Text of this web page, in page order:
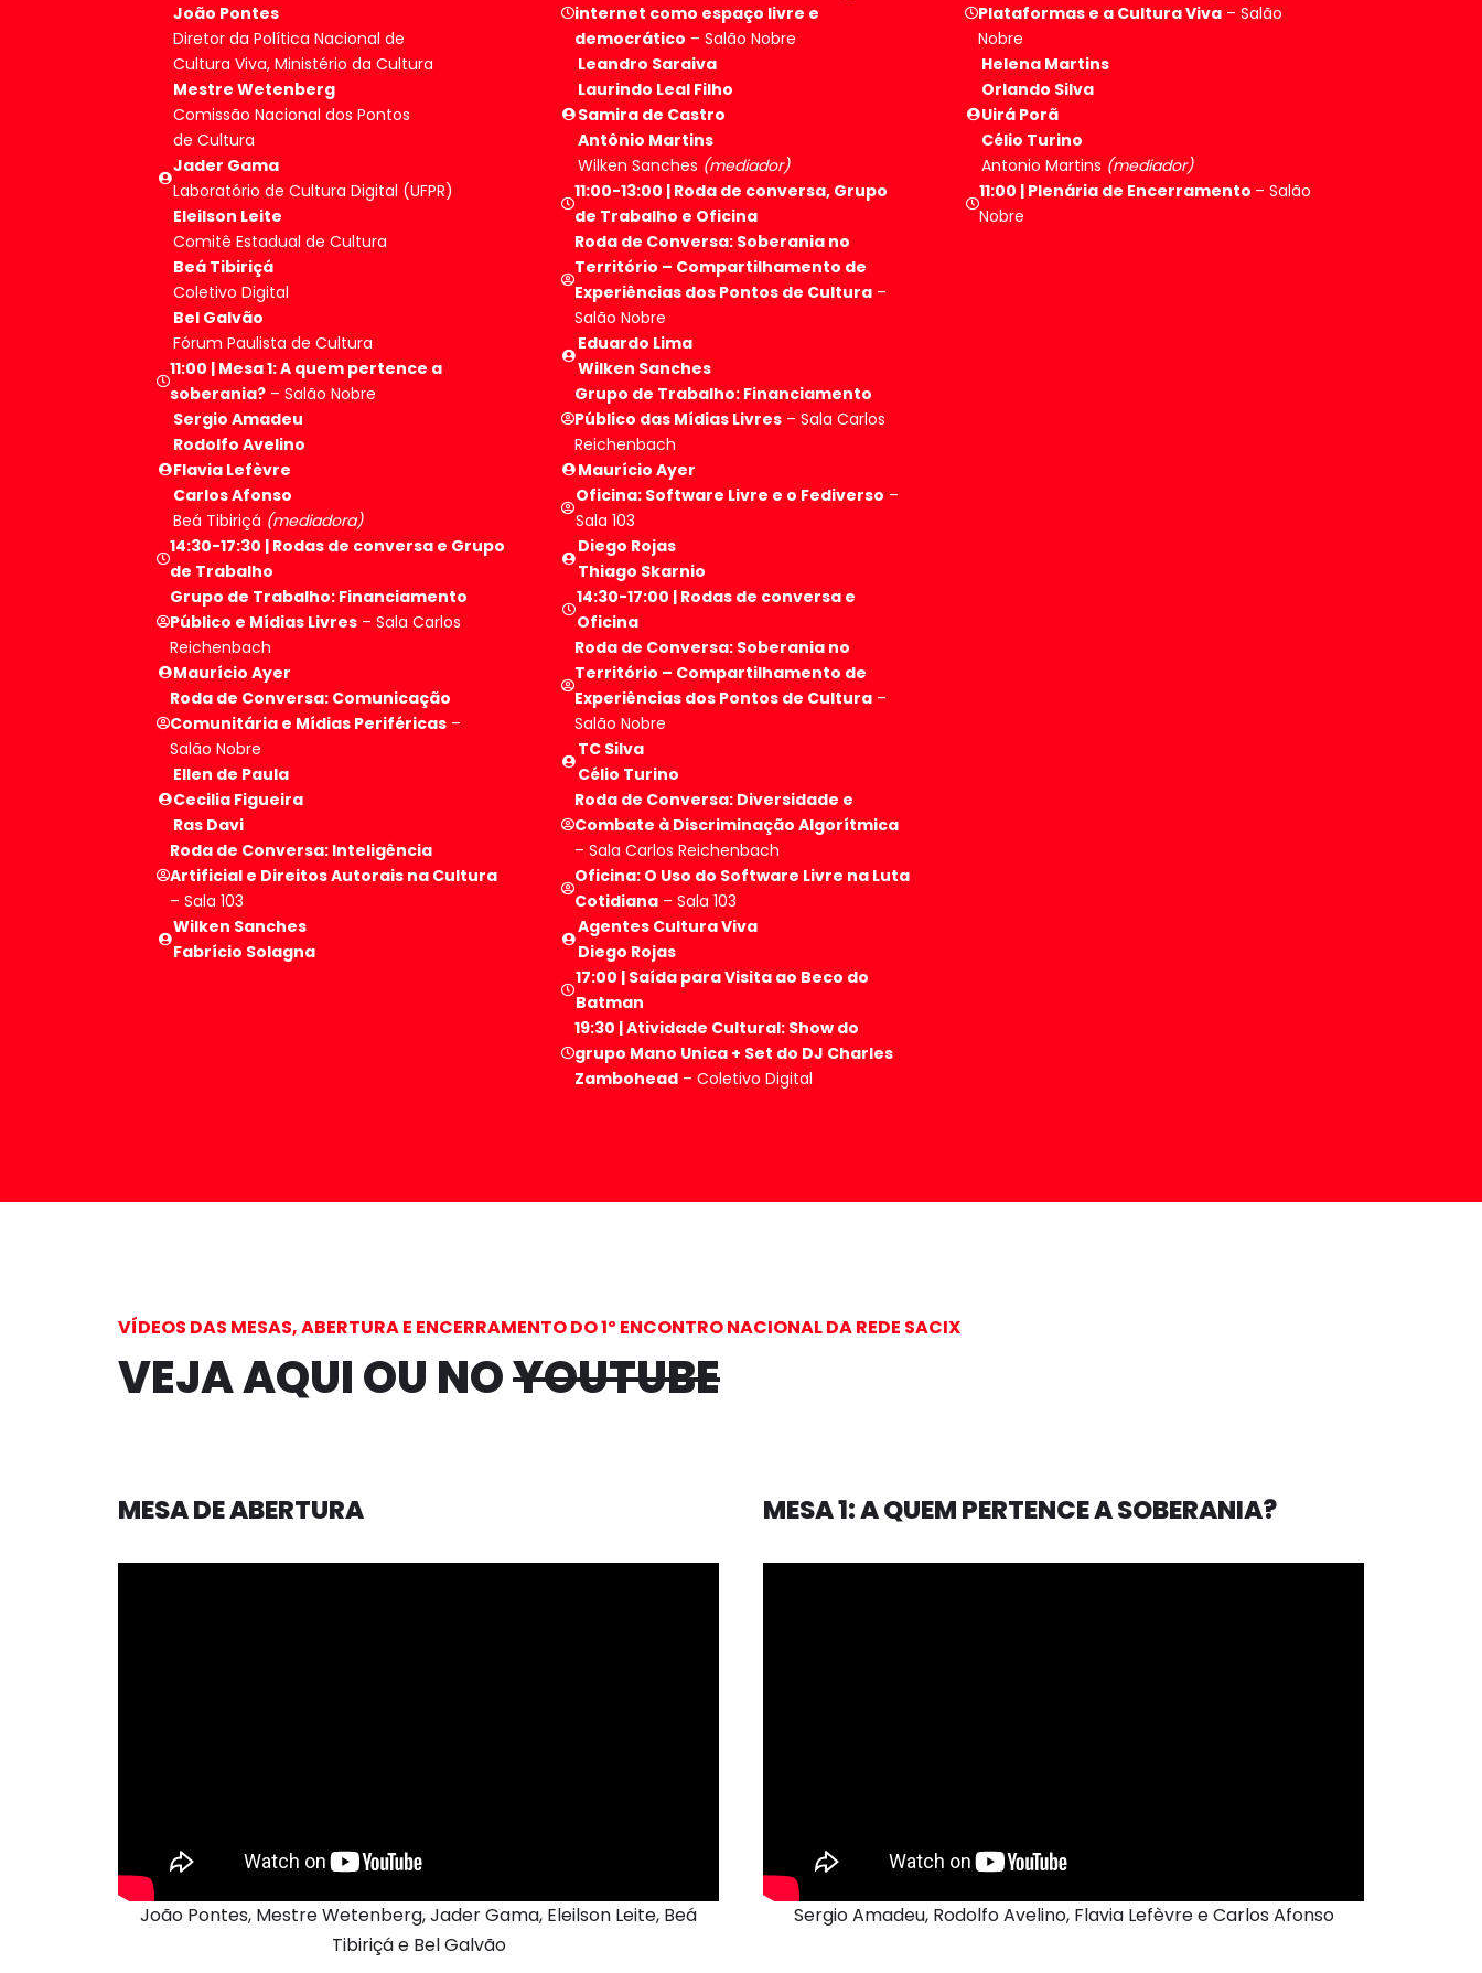
João Pontes
Diretor da Política Nacional de
Cultura Viva, Ministério da Cultura
Mestre Wetenberg
Comissão Nacional dos Pontos
de Cultura
Jader Gama
Laboratório de Cultura Digital (UFPR)
Eleilson Leite
Comitê Estadual de Cultura
Beá Tibiriçá
Coletivo Digital
Bel Galvão
Fórum Paulista de Cultura
11:00 | Mesa 1: A quem pertence a
soberania? – Salão Nobre
Sergio Amadeu
Rodolfo Avelino
Flavia Lefèvre
Carlos Afonso
Beá Tibiriçá (mediadora)
14:30-17:30 | Rodas de conversa e Grupo
de Trabalho
Grupo de Trabalho: Financiamento
Público e Mídias Livres – Sala Carlos
Reichenbach
Maurício Ayer
Roda de Conversa: Comunicação
Comunitária e Mídias Periféricas –
Salão Nobre
Ellen de Paula
Cecilia Figueira
Ras Davi
Roda de Conversa: Inteligência
Artificial e Direitos Autorais na Cultura
– Sala 103
Wilken Sanches
Fabrício Solagna
internet como espaço livre e
democrático – Salão Nobre
Leandro Saraiva
Laurindo Leal Filho
Samira de Castro
Antônio Martins
Wilken Sanches (mediador)
11:00-13:00 | Roda de conversa, Grupo
de Trabalho e Oficina
Roda de Conversa: Soberania no
Território – Compartilhamento de
Experiências dos Pontos de Cultura–
Salão Nobre
Eduardo Lima
Wilken Sanches
Grupo de Trabalho: Financiamento
Público das Mídias Livres– Sala Carlos
Reichenbach
Maurício Ayer
Oficina: Software Livre e o Fediverso –
Sala 103
Diego Rojas
Thiago Skarnio
14:30-17:00 | Rodas de conversa e
Oficina
Roda de Conversa: Soberania no
Território – Compartilhamento de
Experiências dos Pontos de Cultura–
Salão Nobre
TC Silva
Célio Turino
Roda de Conversa: Diversidade e
Combate à Discriminação Algorítmica
– Sala Carlos Reichenbach
Oficina: O Uso do Software Livre na Luta
Cotidiana– Sala 103
Agentes Cultura Viva
Diego Rojas
17:00 | Saída para Visita ao Beco do
Batman
19:30 | Atividade Cultural: Show do
grupo Mano Unica + Set do DJ Charles
Zambohead– Coletivo Digital
Plataformas e a Cultura Viva – Salão
Nobre
Helena Martins
Orlando Silva
Uirá Porã
Célio Turino
Antonio Martins (mediador)
11:00 | Plenária de Encerramento – Salão
Nobre
VÍDEOS DAS MESAS, ABERTURA E ENCERRAMENTO DO 1º ENCONTRO NACIONAL DA REDE SACIX
VEJA AQUI OU NOYOUTUBE
MESA DE ABERTURA
João Pontes, Mestre Wetenberg, Jader Gama, Eleilson Leite, Beá
Tibiriçá e Bel Galvão
MESA 1: A QUEM PERTENCE A SOBERANIA?
Sergio Amadeu, Rodolfo Avelino, Flavia Lefèvre e Carlos Afonso